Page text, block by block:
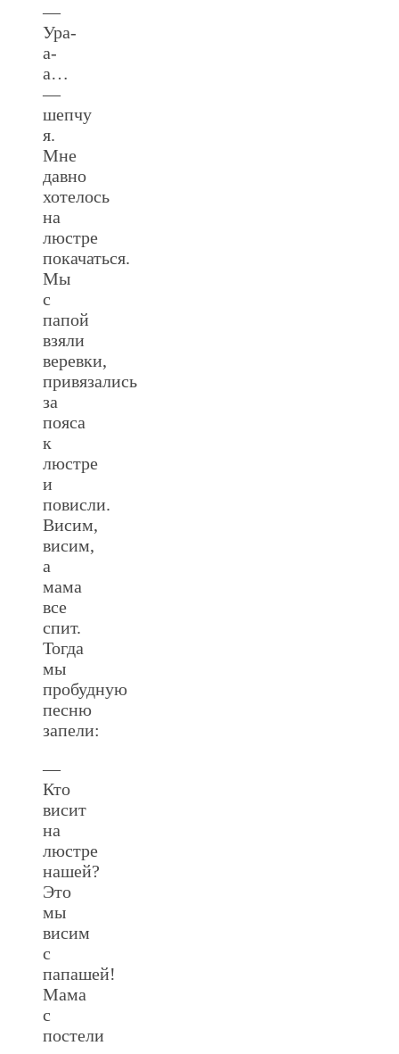
—
Ура-
а-
а…
—
шепчу
я.
Мне
давно
хотелось
на
люстре
покачаться.
Мы
с
папой
взяли
веревки,
привязались
за
пояса
к
люстре
и
повисли.
Висим,
висим,
а
мама
все
спит.
Тогда
мы
пробудную
песню
запели:
—
Кто
висит
на
люстре
нашей?
Это
мы
висим
с
папашей!
Мама
с
постели